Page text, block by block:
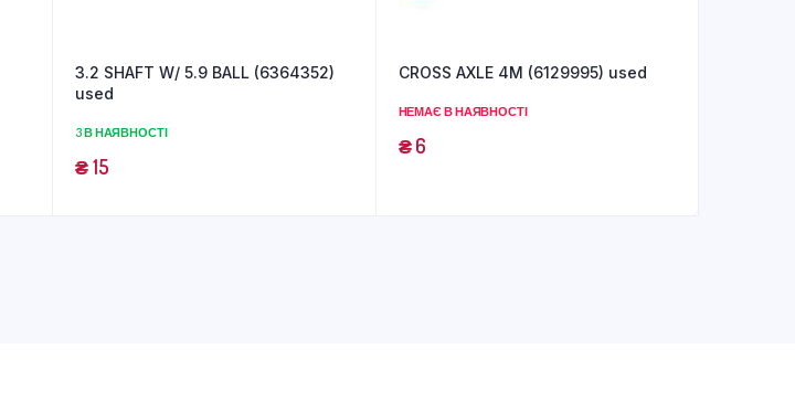
3.2 SHAFT W/ 5.9 BALL (6364352)
used
3 В НАЯВНОСТІ
₴15
CROSS AXLE 4M (6129995) used
НЕМАЄ В НАЯВНОСТІ
₴6